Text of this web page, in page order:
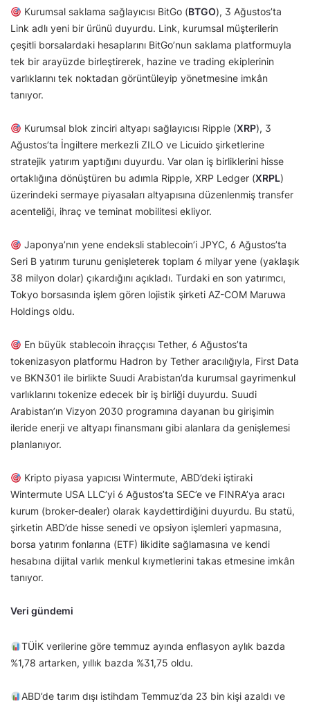
Kurumsal saklama sağlayıcısı BitGo (BTGO), 3 Ağustos’ta
Link adlı yeni bir ürünü duyurdu. Link, kurumsal müşterilerin
çeşitli borsalardaki hesaplarını BitGo’nun saklama platformuyla
tek bir arayüzde birleştirerek, hazine ve trading ekiplerinin
varlıklarını tek noktadan görüntüleyip yönetmesine imkân
tanıyor.
Kurumsal blok zinciri altyapı sağlayıcısı Ripple (XRP), 3
Ağustos’ta İngiltere merkezli ZILO ve Licuido şirketlerine
stratejik yatırım yaptığını duyurdu. Var olan iş birliklerini hisse
ortaklığına dönüştüren bu adımla Ripple, XRP Ledger (XRPL)
üzerindeki sermaye piyasaları altyapısına düzenlenmiş transfer
acenteliği, ihraç ve teminat mobilitesi ekliyor.
Japonya’nın yene endeksli stablecoin’i JPYC, 6 Ağustos’ta
Seri B yatırım turunu genişleterek toplam 6 milyar yene (yaklaşık
38 milyon dolar) çıkardığını açıkladı. Turdaki en son yatırımcı,
Tokyo borsasında işlem gören lojistik şirketi AZ-COM Maruwa
Holdings oldu.
En büyük stablecoin ihraççısı Tether, 6 Ağustos’ta
tokenizasyon platformu Hadron by Tether aracılığıyla, First Data
ve BKN301 ile birlikte Suudi Arabistan’da kurumsal gayrimenkul
varlıklarını tokenize edecek bir iş birliği duyurdu. Suudi
Arabistan’ın Vizyon 2030 programına dayanan bu girişimin
ileride enerji ve altyapı finansmanı gibi alanlara da genişlemesi
planlanıyor.
Kripto piyasa yapıcısı Wintermute, ABD’deki iştiraki
Wintermute USA LLC’yi 6 Ağustos’ta SEC’e ve FINRA’ya aracı
kurum (broker-dealer) olarak kaydettirdiğini duyurdu. Bu statü,
şirketin ABD’de hisse senedi ve opsiyon işlemleri yapmasına,
borsa yatırım fonlarına (ETF) likidite sağlamasına ve kendi
hesabına dijital varlık menkul kıymetlerini takas etmesine imkân
tanıyor.
Veri gündemi
TÜİK verilerine göre temmuz ayında enflasyon aylık bazda
%1,78 artarken, yıllık bazda %31,75 oldu.
ABD’de tarım dışı istihdam Temmuz’da 23 bin kişi azaldı ve